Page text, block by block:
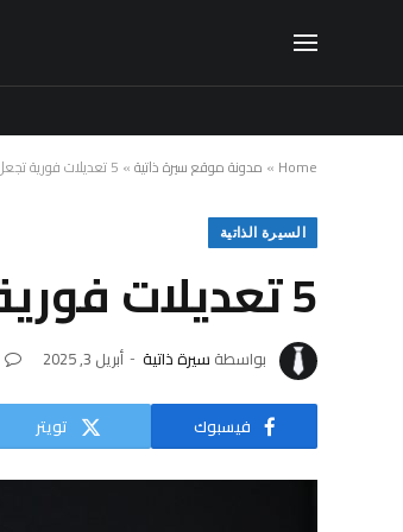
Home
» مدونة موقع سيرة ذاتية» 5 تعديلات فورية تجعل سيرتك الذاتية تتألق في أي مقابلة
السيرة الذاتية
5 تعديلات فورية تجعل سيرتك الذاتية تتألق في أي مقابلة
بواسطة سيرة ذاتية أبريل 3, 2025
فيسبوك تويتر